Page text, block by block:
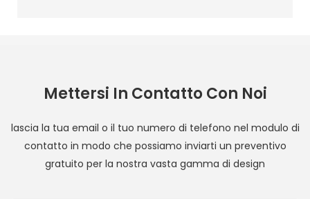
Mettersi In Contatto Con Noi
lascia la tua email o il tuo numero di telefono nel modulo di
contatto in modo che possiamo inviarti un preventivo
gratuito per la nostra vasta gamma di design